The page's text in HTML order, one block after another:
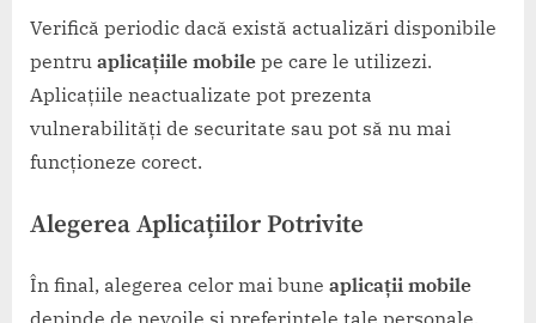
Verifică periodic dacă există actualizări disponibile
pentru aplicațiile mobile pe care le utilizezi.
Aplicațiile neactualizate pot prezenta
vulnerabilități de securitate sau pot să nu mai
funcționeze corect.
Alegerea Aplicațiilor Potrivite
În final, alegerea celor mai bune aplicații mobile